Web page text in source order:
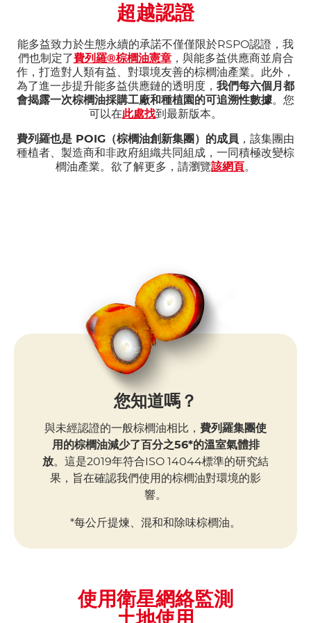
超越認證
能多益致力於生態永續的承諾不僅僅限於RSPO認證，我
們也制定了費列羅®棕櫚油憲章，與能多益供應商並肩合
作，打造對人類有益、對環境友善的棕櫚油產業。此外，
為了進一步提升能多益供應鏈的透明度， 我們每六個月都
會揭露一次棕櫚油採購工廠和種植園的可追溯性數據。您
可以在此處找到最新版本。
費列羅也是 POIG（棕櫚油創新集團）的成員 ，該集團由
種植者、製造商和非政府組織共同組成，一同積極改變棕
櫚油產業。欲了解更多，請瀏覽該網頁。
您知道嗎？
與未經認證的一般棕櫚油相比， 費列羅集團使
用的棕櫚油減少了百分之56*的溫室氣體排
放。這是2019年符合ISO 14044標準的研究結
果，旨在確認我們使用的棕櫚油對環境的影
響。
*每公斤提煉、混和和除味棕櫚油。
使用衛星網絡監測